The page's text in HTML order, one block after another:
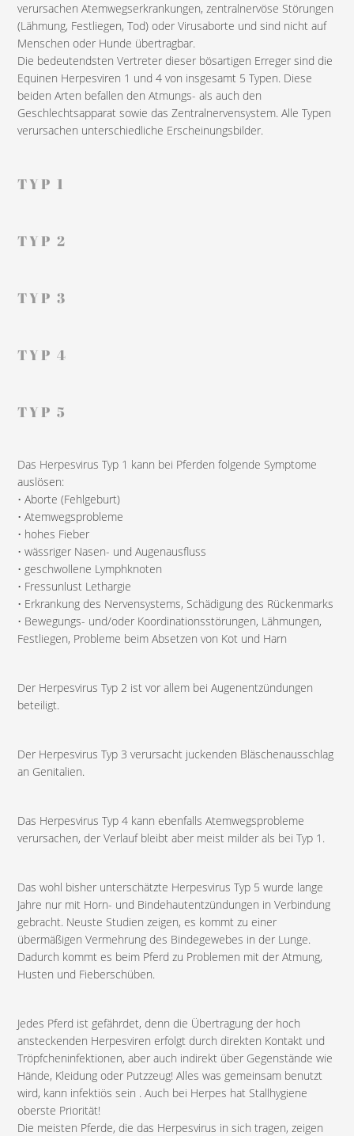
verursachen Atemwegserkrankungen, zentralnervöse Störungen
(Lähmung, Festliegen, Tod) oder Virusaborte und sind nicht auf
Menschen oder Hunde übertragbar.
Die bedeutendsten Vertreter dieser bösartigen Erreger sind die
Equinen Herpesviren 1 und 4 von insgesamt 5 Typen. Diese
beiden Arten befallen den Atmungs- als auch den
Geschlechtsapparat sowie das Zentralnervensystem. Alle Typen
verursachen unterschiedliche Erscheinungsbilder.
TYP 1
TYP 2
TYP 3
TYP 4
TYP 5
Das Herpesvirus Typ 1 kann bei Pferden folgende Symptome
auslösen:
• Aborte (Fehlgeburt)
• Atemwegsprobleme
• hohes Fieber
• wässriger Nasen- und Augenausfluss
• geschwollene Lymphknoten
• Fressunlust Lethargie
• Erkrankung des Nervensystems, Schädigung des Rückenmarks
• Bewegungs- und/oder Koordinationsstörungen, Lähmungen,
Festliegen, Probleme beim Absetzen von Kot und Harn
Der Herpesvirus Typ 2 ist vor allem bei Augenentzündungen
beteiligt.
Der Herpesvirus Typ 3 verursacht juckenden Bläschenausschlag
an Genitalien.
Das Herpesvirus Typ 4 kann ebenfalls Atemwegsprobleme
verursachen, der Verlauf bleibt aber meist milder als bei Typ 1.
Das wohl bisher unterschätzte Herpesvirus Typ 5 wurde lange
Jahre nur mit Horn- und Bindehautentzündungen in Verbindung
gebracht. Neuste Studien zeigen, es kommt zu einer
übermäßigen Vermehrung des Bindegewebes in der Lunge.
Dadurch kommt es beim Pferd zu Problemen mit der Atmung,
Husten und Fieberschüben.
Jedes Pferd ist gefährdet, denn die Übertragung der hoch
ansteckenden Herpesviren erfolgt durch direkten Kontakt und
Tröpfcheninfektionen, aber auch indirekt über Gegenstände wie
Hände, Kleidung oder Putzzeug! Alles was gemeinsam benutzt
wird, kann infektiös sein . Auch bei Herpes hat Stallhygiene
oberste Priorität!
Die meisten Pferde, die das Herpesvirus in sich tragen, zeigen